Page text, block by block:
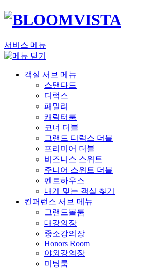
서비스 메뉴
객실 서브 메뉴
스탠다드
디럭스
패밀리
캐릭터룸
코너 더블
그랜드 디럭스 더블
프리미어 더블
비즈니스 스위트
주니어 스위트 더블
펜트하우스
내게 맞는 객실 찾기
컨퍼런스 서브 메뉴
그랜드볼룸
대강의장
중소강의장
Honors Room
야외강의장
미팅룸